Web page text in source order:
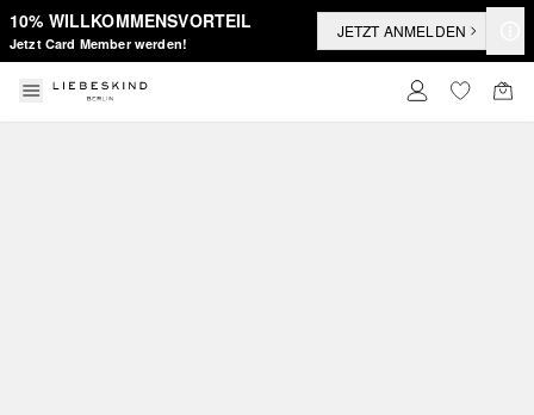
10% WILLKOMMENSVORTEIL
Jetzt Card Member werden!
JETZT ANMELDEN